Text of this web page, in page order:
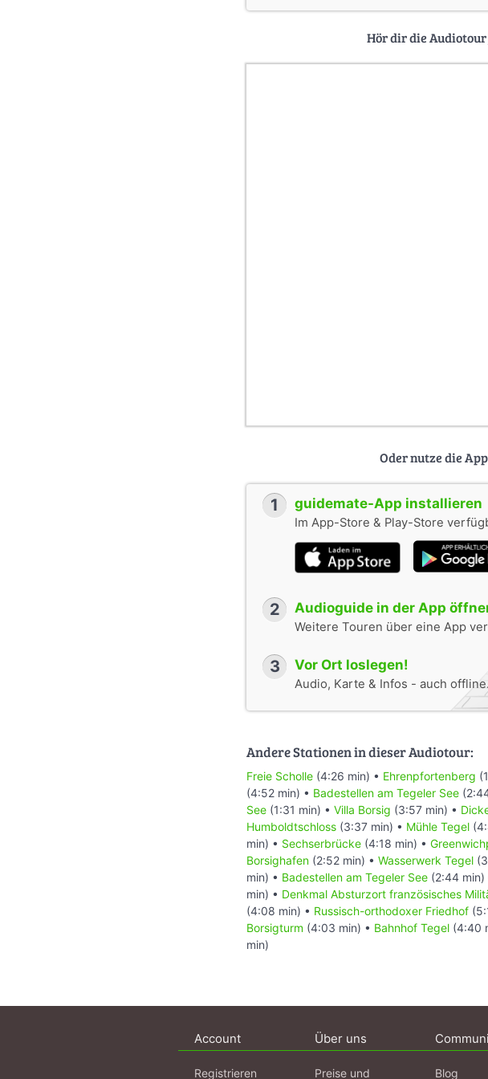
Hör dir die
Oder nutze die
1 guidemate-App installieren
Im App-Store & Play-Store
2 Audioguide in der App
Weitere Touren über eine App
3 Vor Ort loslegen!
Audio, Karte & Infos - auch offline.
Andere Stationen in dieser Audiotour:
Freie Scholle (4:26 min) • Ehrenpfortenberg
(4:52 min) • Badestellen am Tegeler See
See (1:31 min) • Villa Borsig (3:57 min) •
Humboldtschloss (3:37 min) • Mühle Tegel
min) • Sechserbrücke (4:18 min) •
Borsighafen (2:52 min) • Wasserwerk Tegel
min) • Badestellen am Tegeler See (2:44 min)
min) • Denkmal Absturzort französisches
(4:08 min) • Russisch-orthodoxer Friedhof
Borsigturm (4:03 min) • Bahnhof Tegel (4:40
min)
Account
Registrieren
Über uns
Preise und Blog